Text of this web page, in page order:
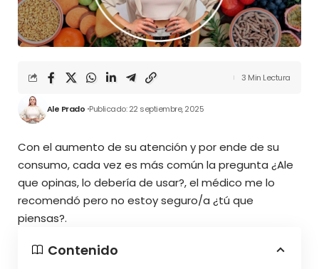
Ale Prado Publicado: 22 septiembre, 2025
3 Min Lectura
Con el aumento de su atención y por ende de su
consumo, cada vez es más común la pregunta ¿Ale
que opinas, lo debería de usar?, el médico me lo
recomendó pero no estoy seguro/a ¿tú que
piensas?.
Contenido